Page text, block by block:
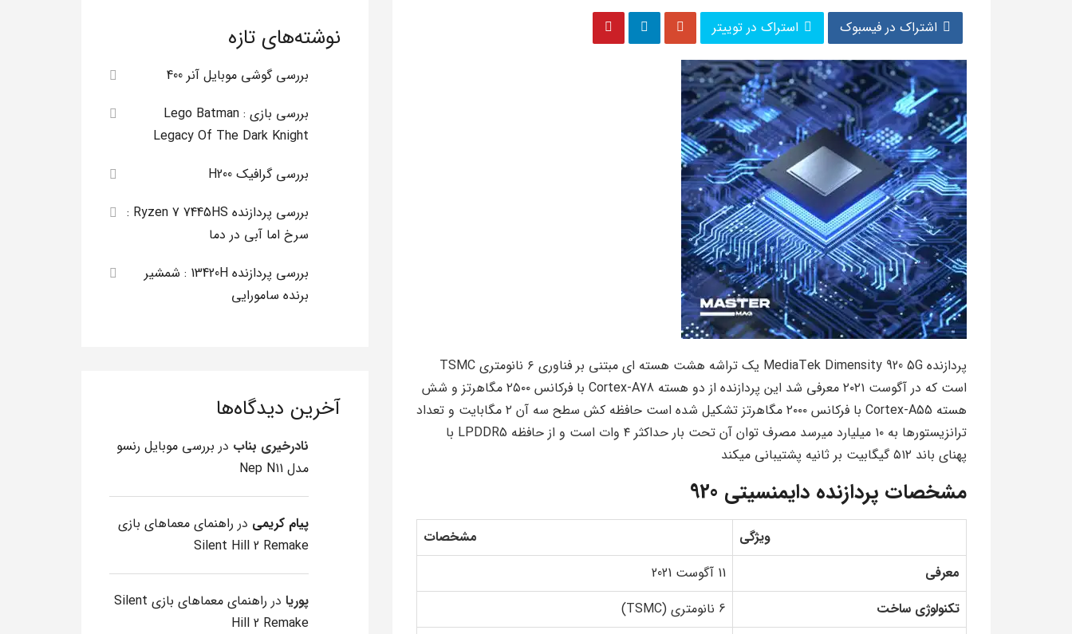
اشتراک در فیسبوک استراک در توییتر
پردازنده MediaTek Dimensity 920 5G یک تراشه هشت هسته ای مبتنی بر فناوری ۶ نانومتری TSMC
است که در آگوست ۲۰۲۱ معرفی شد این پردازنده از دو هسته Cortex-A78 با فرکانس ۲۵۰۰ مگاهرتز و شش
هسته Cortex-A55 با فرکانس ۲۰۰۰ مگاهرتز تشکیل شده است حافظه کش سطح سه آن ۲ مگابایت و تعداد
ترانزیستورها به ۱۰ میلیارد میرسد مصرف توان آن تحت بار حداکثر ۴ وات است و از حافظه LPDDR5 با
پهنای باند ۵۱۲ گیگابیت بر ثانیه پشتیبانی میکند
مشخصات پردازنده دایمنسیتی 920
ویژگی
مشخصات
معرفی
11 آگوست 2021
تکنولوژی ساخت
6 نانومتری (TSMC)
نوشته‌های تازه
بررسی گوشی موبایل آنر 400
بررسی بازی Lego Batman :
Legacy Of The Dark Knight
بررسی گرافیک H200
بررسی پردازنده Ryzen 7 7445HS :
سرخ اما آبی در دما
بررسی پردازنده 13420H : شمشیر
برنده سامورایی
آخرین دیدگاه‌ها
نادرخیری بناب در بررسی موبایل رنسو
مدل Nep N11
پیام کریمی در راهنمای معماهای بازی
Silent Hill 2 Remake
پوریا در
راهنمای معماهای بازی Silent
Hill 2 Remake